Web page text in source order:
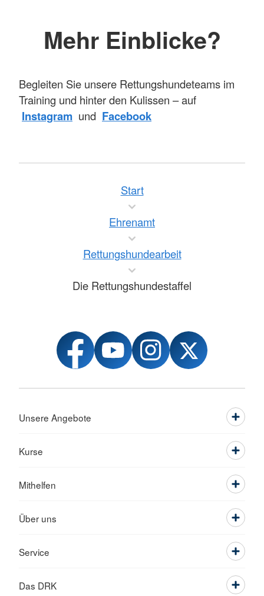
Mehr Einblicke?
Begleiten Sie unsere Rettungshundeteams im
Training und hinter den Kulissen – auf
Instagram und Facebook
Start
Ehrenamt
Rettungshundearbeit
Die Rettungshundestaffel
Unsere Angebote
Kurse
Mithelfen
Über uns
Service
Das DRK